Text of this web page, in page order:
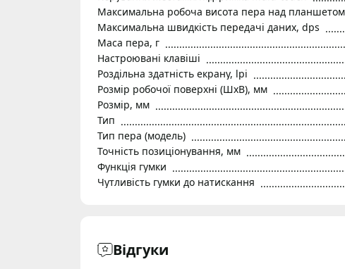
Максимальна робоча висота пера над
Максимальна швидкість передачі даних, dps
Маса пера, г
Настроювані клавіші
Роздільна здатність екрану, lpi
Розмір робочої поверхні (ШхВ), мм
Розмір, мм
Тип
Тип пера (модель)
Точність позиціонування, мм
Функція гумки
Чутливість гумки до натискання
Відгуки